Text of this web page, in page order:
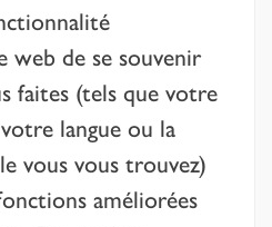
de se souvenir
faites (tels que votre
langue ou la
vous vous trouvez)
améliorées